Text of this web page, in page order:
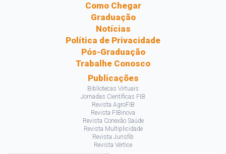
Como Chegar
Graduação
Notícias
Política de Privacidade
Pós-Graduação
Trabalhe Conosco
Publicações
Bibliotecas Virtuais
Jornadas Científicas FIB
Revista AgroFIB
Revista FIBinova
Revista Conexão Saúde
Revista Multiplicidade
Revista Jurisfib
Revista Vértice